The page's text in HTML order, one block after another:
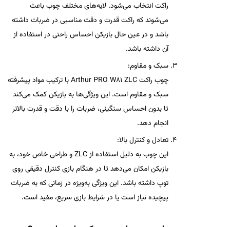
راکت انتخاب می‌شود. لایه‌های مختلف چوب باعث
می‌شوند که راکت قدرت و دقت مناسبی در ضربات داشته
باشد و در عین حال بازیکن احساس راحتی در استفاده از
آن داشته باشد.
سبک و مقاوم:
چوب راکتArthur PRO W81 ZLCبا ترکیب مواد پیشرفته
سبک و مقاوم است. این ویژگی‌ها به بازیکن کمک می‌کند
تا بدون احساس سنگینی، ضربات را با دقت و قدرت بالاتر
انجام دهد.
تعادل و کنترل بالا:
این چوب به دلیل استفاده از ZLC و طراحی خاص خود، به
بازیکن امکان می‌دهد تا در هنگام بازی کنترل دقیقی روی
توپ داشته باشد. این ویژگی به‌ویژه در زمانی که به ضربات
پیچیده نیاز است یا در شرایط بازی سریع، مفید است.